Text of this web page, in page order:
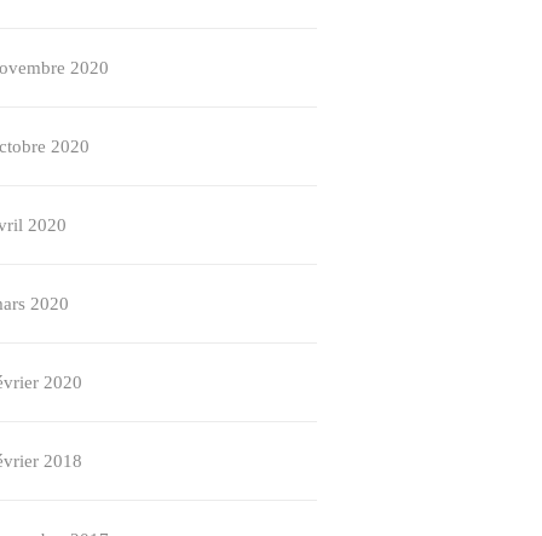
2020
2020
2020
2020
2020
2018